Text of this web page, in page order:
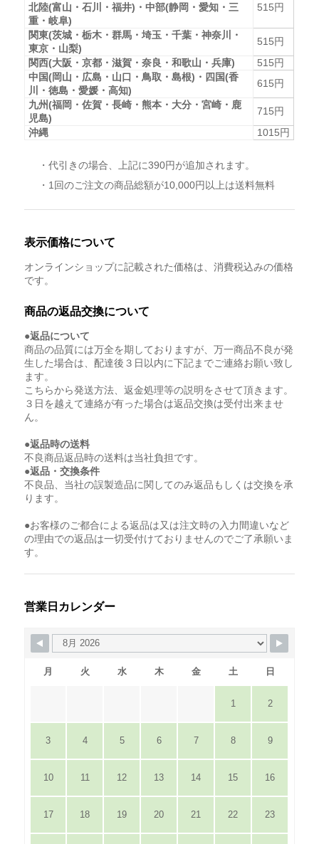
北陸(富山・石川・福井)・中部(静岡・愛知・三
重・岐阜)
515円
関東(茨城・栃木・群馬・埼玉・千葉・神奈川・
東京・山梨)
515円
関西(大阪・京都・滋賀・奈良・和歌山・兵庫)
515円
中国(岡山・広島・山口・鳥取・島根)・四国(香
川・徳島・愛媛・高知)
615円
九州(福岡・佐賀・長崎・熊本・大分・宮崎・鹿
児島)
715円
沖縄
1015円
・代引きの場合、上記に390円が追加されます。
・1回のご注文の商品総額が10,000円以上は送料無料
表示価格について
オンラインショップに記載された価格は、消費税込みの価格
です。
商品の返品交換について
●返品について
商品の品質には万全を期しておりますが、万一商品不良が発
生した場合は、配達後３日以内に下記までご連絡お願い致し
ます。
こちらから発送方法、返金処理等の説明をさせて頂きます。
３日を越えて連絡が有った場合は返品交換は受付出来ませ
ん。
●返品時の送料
不良商品返品時の送料は当社負担です。
●返品・交換条件
不良品、当社の誤製造品に関してのみ返品もしくは交換を承
ります。
●お客様のご都合による返品は又は注文時の入力間違いなど
の理由での返品は一切受付けておりませんのでご了承願いま
す。
営業日カレンダー
月 火 水 木 金 土 日
1 2
3 4 5 6 7 8 9
10 11 12 13 14 15 16
17 18 19 20 21 22 23